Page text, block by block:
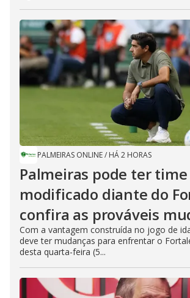
PALMEIRAS ONLINE/ HÁ 2 HORAS
Palmeiras pode ter time
modificado diante do
confira as prováveis
Com a vantagem construída no jogo de
deve ter mudanças para enfrentar o
desta quarta-feira (5...